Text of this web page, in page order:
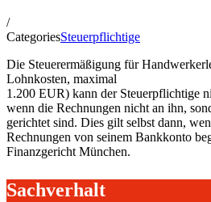
/
CategoriesSteuerpflichtige
Die Steuerermäßigung für
Lohnkosten, maximal
1.200 EUR) kann der Steuerpflichtige
wenn die Rechnungen nicht an ihn,
gerichtet sind. Dies gilt selbst dann,
Rechnungen von seinem Bankkonto
Finanzgericht München.
Sachverhalt